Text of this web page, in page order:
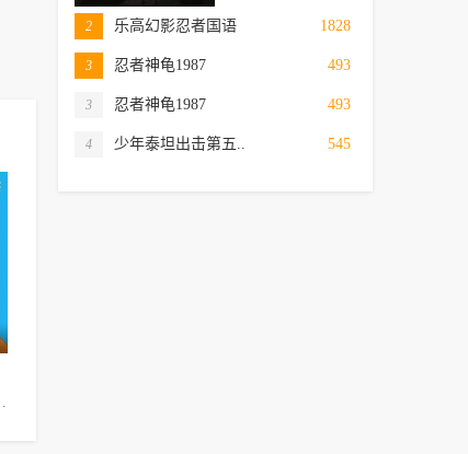
2 乐高幻影忍者国语 1828
3 忍者神龟1987 493
3 忍者神龟1987 493
4 少年泰坦出击第五.. 545